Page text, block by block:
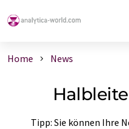
Home News
Tipp: Sie können Ihre